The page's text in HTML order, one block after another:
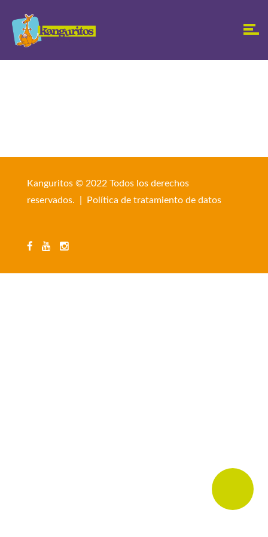
Kanguritos © 2022 Todos los derechos
reservados. |
Política de tratamiento de datos